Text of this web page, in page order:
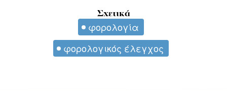
Σχετικά
φορολογία
φορολογικός έλεγχος